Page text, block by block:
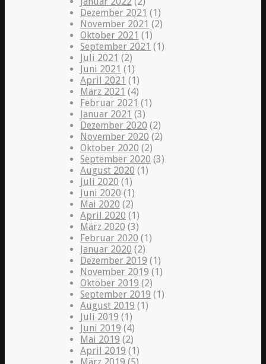
Dezember 2021 (1)
November 2021 (2)
Oktober 2021 (1)
September 2021 (1)
Juli 2021 (2)
Juni 2021 (1)
April 2021 (1)
März 2021 (4)
Februar 2021 (1)
Januar 2021 (3)
Dezember 2020 (2)
November 2020 (2)
Oktober 2020 (2)
September 2020 (3)
August 2020 (1)
Juli 2020 (1)
Juni 2020 (1)
Mai 2020 (2)
April 2020 (1)
März 2020 (3)
Februar 2020 (1)
Januar 2020 (2)
Dezember 2019 (1)
November 2019 (1)
Oktober 2019 (2)
September 2019 (1)
August 2019 (1)
Juli 2019 (1)
Juni 2019 (4)
Mai 2019 (2)
April 2019 (1)